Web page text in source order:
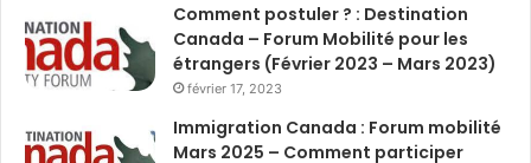
Comment postuler ? : Destination
Canada – Forum Mobilité pour les
étrangers (Février 2023 – Mars 2023)
février 17, 2023
Immigration Canada : Forum mobilité
Mars 2025 – Comment participer